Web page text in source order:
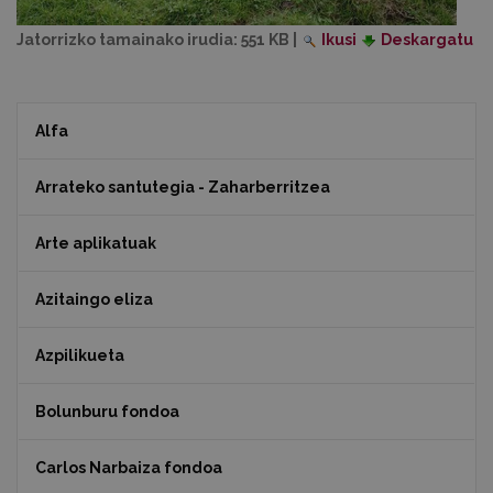
Jatorrizko tamainako irudia: 551 KB Ikusi Deskargatu
Alfa
Arrateko santutegia - Zaharberritzea
Arte aplikatuak
Azitaingo eliza
Azpilikueta
Bolunburu fondoa
Carlos Narbaiza fondoa